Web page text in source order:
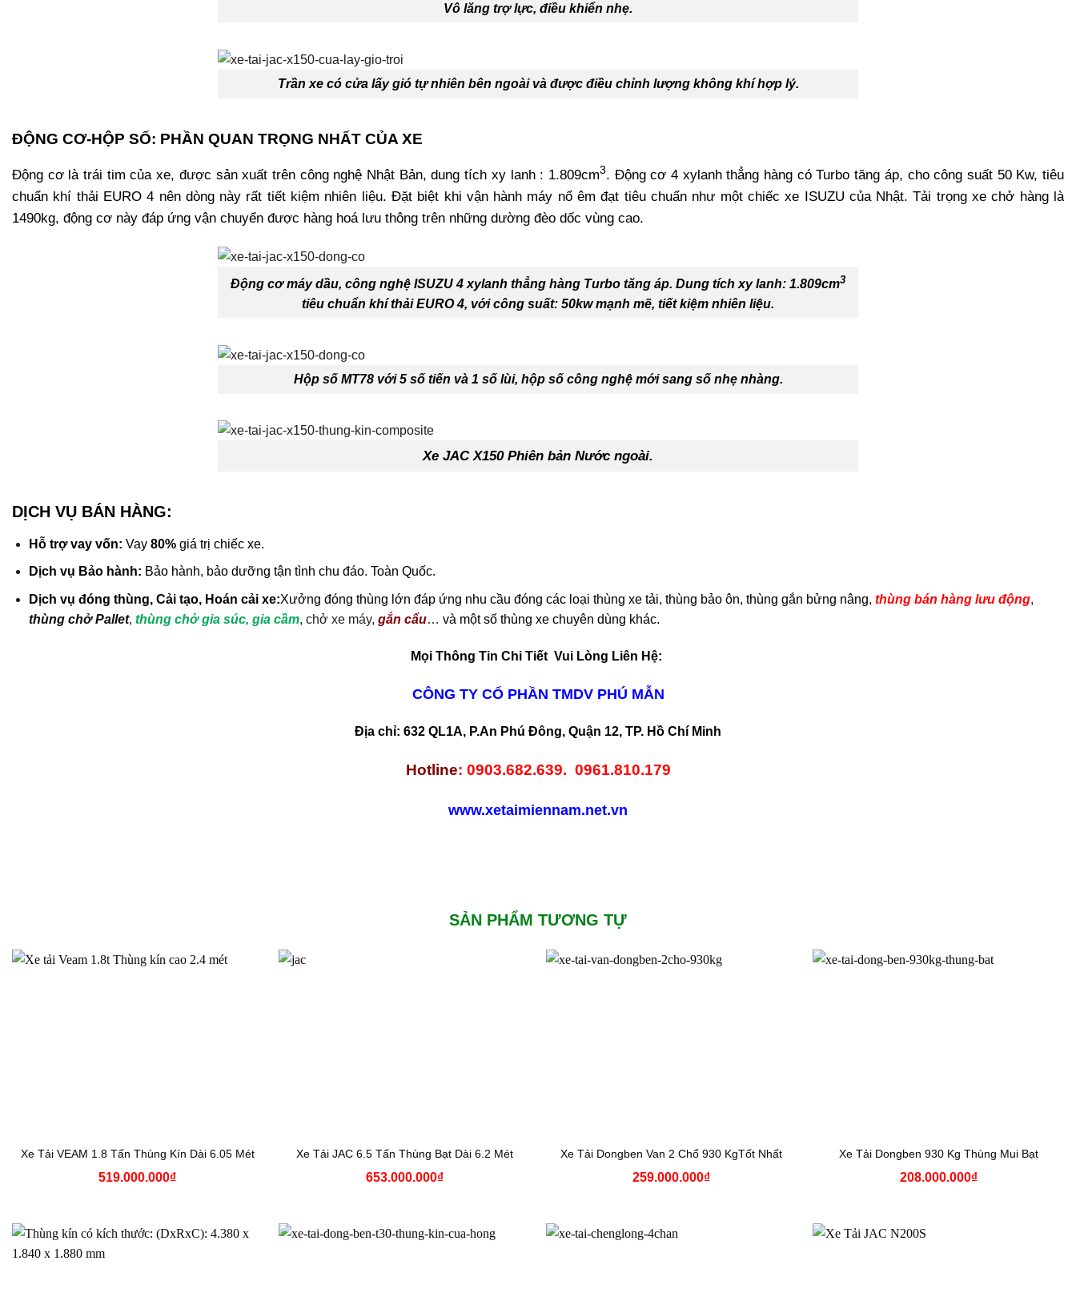
Vô lăng trợ lực, điều khiển nhẹ.
Trần xe có cửa lấy gió tự nhiên bên ngoài và được điều chỉnh lượng không khí hợp lý.
ĐỘNG CƠ-HỘP SỐ: PHẦN QUAN TRỌNG NHẤT CỦA XE
Động cơ là trái tim của xe, được sản xuất trên công nghệ Nhật Bản, dung tích xy lanh : 1.809cm3. Động cơ 4 xylanh thẳng hàng có Turbo tăng áp, cho công suất 50 Kw, tiêu
chuẩn khí thải EURO 4 nên dòng này rất tiết kiệm nhiên liệu. Đặt biệt khi vận hành máy nổ êm đạt tiêu chuẩn như một chiếc xe ISUZU của Nhật. Tải trọng xe chở hàng là
1490kg, động cơ này đáp ứng vận chuyển được hàng hoá lưu thông trên những dường đèo dốc vùng cao.
Động cơ máy dầu, công nghệ ISUZU 4 xylanh thẳng hàng Turbo tăng áp. Dung tích xy lanh: 1.809cm3
tiêu chuẩn khí thải EURO 4, với công suất: 50kw mạnh mẽ, tiết kiệm nhiên liệu.
Hộp số MT78 với 5 số tiến và 1 số lùi, hộp số công nghệ mới sang số nhẹ nhàng.
Xe JAC X150 Phiên bản Nước ngoài.
DỊCH VỤ BÁN HÀNG:
Hỗ trợ vay vốn: Vay 80%giá trị chiếc xe.
Dịch vụ Bảo hành: Bảo hành, bảo dưỡng tận tình chu đáo. Toàn Quốc.
Dịch vụ đóng thùng, Cải tạo, Hoán cải xe:Xưởng đóng thùng lớn đáp ứng nhu cầu đóng các loại thùng xe tải, thùng bảo ôn, thùng gắn bửng nâng, thùng bán hàng lưu động,
thùng chở Pallet, thùng chở gia súc, gia cầm, chở xe máy, gắn cẩu… và một số thùng xe chuyên dùng khác.
Mọi Thông Tin Chi Tiết Vui Lòng Liên Hệ:
CÔNG TY CỔ PHẦN TMDV PHÚ MẪN
Địa chỉ: 632 QL1A, P.An Phú Đông, Quận 12, TP. Hồ Chí Minh
Hotline: 0903.682.639. 0961.810.179
www.xetaimiennam.net.vn
SẢN PHẨM TƯƠNG TỰ
Xe Tải VEAM 1.8 Tấn Thùng Kín Dài 6.05 Mét
519.000.000₫
Xe Tải JAC 6.5 Tấn Thùng Bạt Dài 6.2 Mét
653.000.000₫
Xe Tải Dongben Van 2 Chổ 930 KgTốt Nhất
259.000.000₫
Xe Tải Dongben 930 Kg Thùng Mui Bạt
208.000.000₫